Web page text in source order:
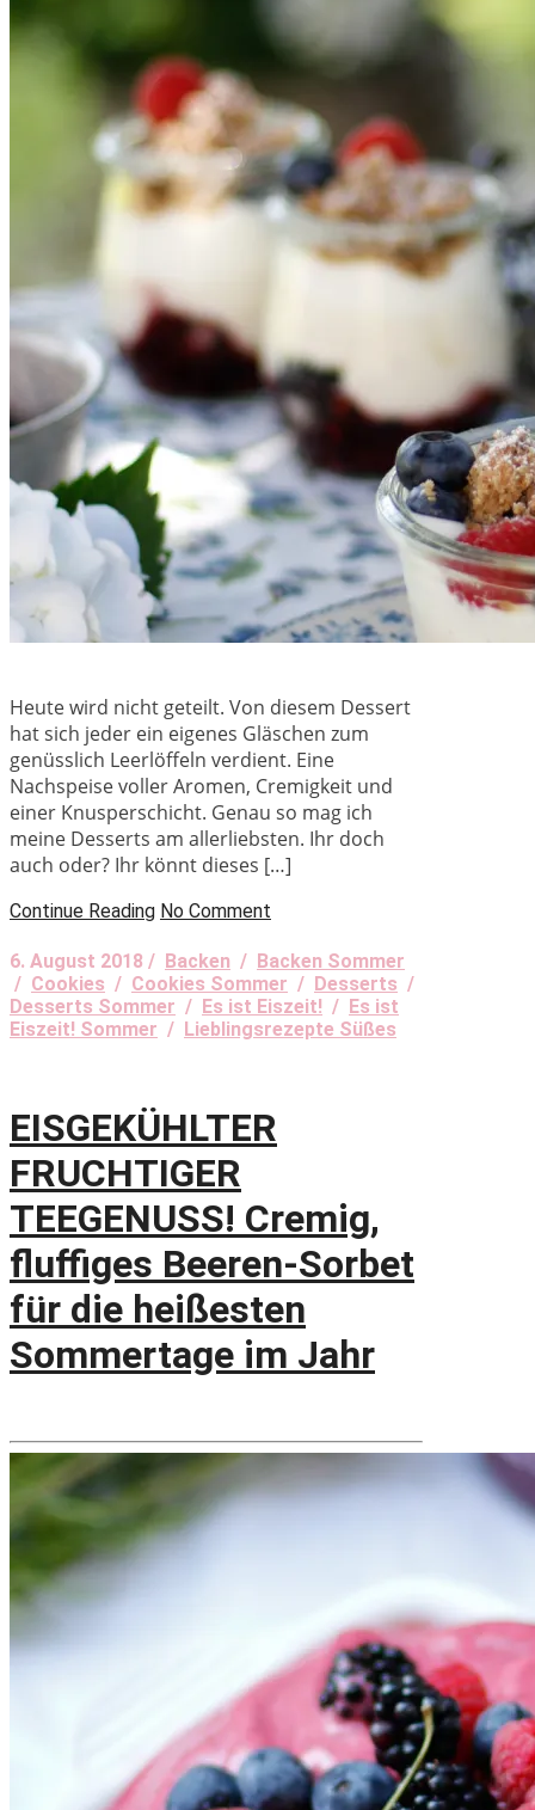
Heute wird nicht geteilt. Von diesem Dessert
hat sich jeder ein eigenes Gläschen zum
genüsslich Leerlöffeln verdient. Eine
Nachspeise voller Aromen, Cremigkeit und
einer Knusperschicht. Genau so mag ich
meine Desserts am allerliebsten. Ihr doch
auch oder? Ihr könnt dieses […]
Continue Reading No Comment
6. August 2018 / Backen / Backen Sommer
/ Cookies / Cookies Sommer / Desserts /
Desserts Sommer / Es ist Eiszeit! / Es ist
Eiszeit! Sommer / Lieblingsrezepte Süßes
EISGEKÜHLTER
FRUCHTIGER
TEEGENUSS! Cremig,
fluffiges Beeren-Sorbet
für die heißesten
Sommertage im Jahr